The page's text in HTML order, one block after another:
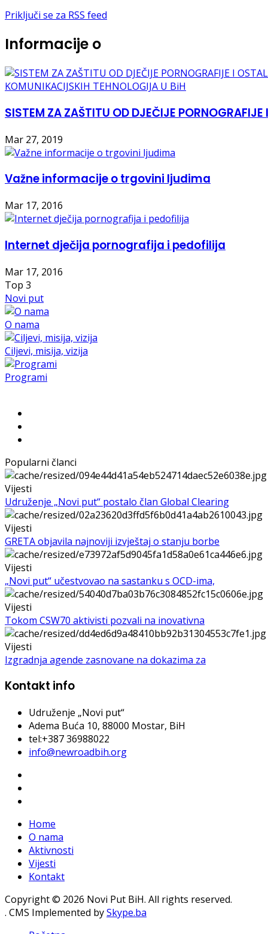
Priključi se za RSS feed
Informacije o
SISTEM ZA ZAŠTITU OD DJEČIJE PORNOGRAFIJE I
Mar 27, 2019
Važne informacije o trgovini ljudima
Mar 17, 2016
Internet dječija pornografija i pedofilija
Mar 17, 2016
Top 3
Novi put
O nama
Ciljevi, misija, vizija
Programi
Popularni članci
Vijesti
Udruženje „Novi put“ postalo član Global Clearing
Vijesti
GRETA objavila najnoviji izvještaj o stanju borbe
Vijesti
„Novi put“ učestvovao na sastanku s OCD-ima,
Vijesti
Tokom CSW70 aktivisti pozvali na inovativna
Vijesti
Izgradnja agende zasnovane na dokazima za
Kontakt info
Udruženje „Novi put“
Adema Buća 10, 88000 Mostar, BiH
tel:+387 36988022
info@newroadbih.org
Home
O nama
Aktivnosti
Vijesti
Kontakt
Copyright © 2026 Novi Put BiH. All rights reserved.
. CMS Implemented bySkype.ba